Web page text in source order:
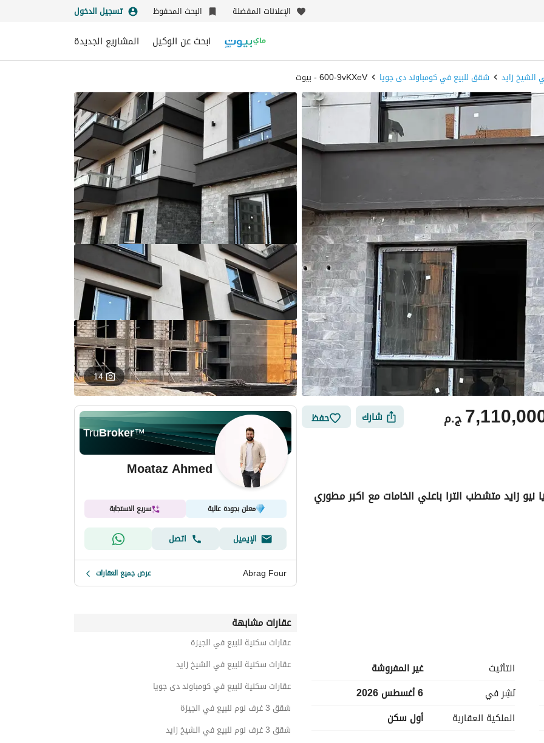
الإعلانات المفضلة البحث المحفوظ تسجيل الدخول
ابحث عن الوكيل المشاريع الجديدة
زايد شقق للبيع في كومباوند دى جويا 600-9vKXeV - بيوت
14
ج.م شارك حفظ
سنة خصم كاش 48% ديجويا نيو زايد متشطب الترا باعلي الخامات مع اكبر مطوري
التأثيث
غير المفروشة
نُشِر في
6 أغسطس 2026
الملكية العقارية
أول سكن
TruBroker™
Moataz Ahmed
معلن بجودة عالية سريع الاستجابة
الإيميل اتصل
Abrag Four عرض جميع العقارات
عقارات مشابهة
عقارات سكنية للبيع في الجيزة
عقارات سكنية للبيع في الشيخ زايد
عقارات سكنية للبيع في كومباوند دى جويا
شقق 3 غرف نوم للبيع في الجيزة
شقق 3 غرف نوم للبيع في الشيخ زايد